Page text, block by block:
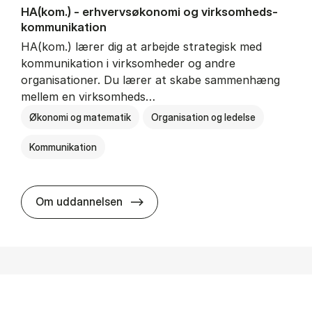
HA(kom.) - erhvervs­økonomi og virksomheds­
kommunikation
HA(kom.) lærer dig at arbejde strategisk med
kommunikation i virksomheder og andre
organisationer. Du lærer at skabe sammenhæng
mellem en virksomheds…
Økonomi og matematik Organisation og ledelse
Kommunikation
Om uddannelsen HA(kom.) - erhvervs­økonomi